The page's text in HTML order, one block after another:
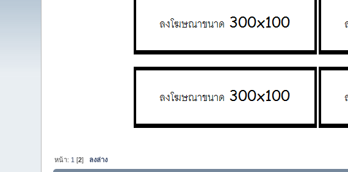
หน้า: 1 [2] ลงล่าง